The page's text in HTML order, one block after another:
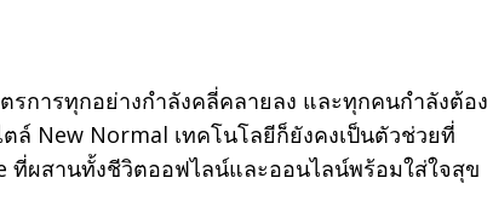
การทุกอย่างกำลังคลี่คลายลง และทุกคนกำลังต้อง
ล์ New Normal เทคโนโลยีก็ยังคงเป็นตัวช่วยที่
ที่ผสานทั้งชีวิตออฟไลน์และออนไลน์พร้อมใส่ใจสุข